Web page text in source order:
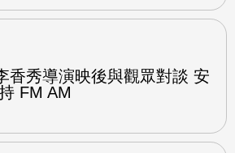
香秀導演映後與觀眾對談 安
FM AM